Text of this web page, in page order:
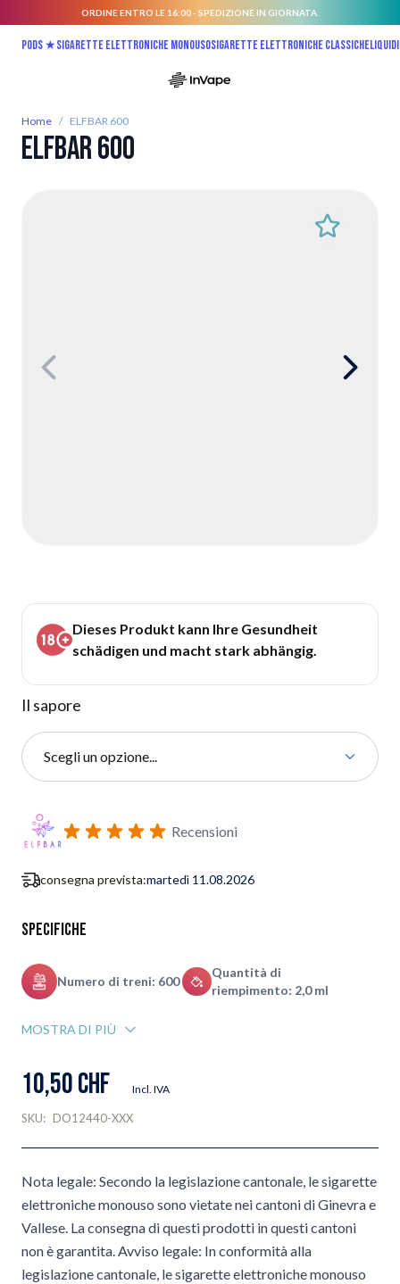
ORDINE ENTRO LE 16:00 - SPEDIZIONE IN GIORNATA.
Pods ★Sigarette elettroniche monousoSigarette elettroniche classiche
Home / ELFBAR 600
ELFBAR 600
Dieses Produkt kann Ihre Gesundheit
schädigen und macht stark abhängig.
Il sapore
Scegli un opzione...
Iscriviti al modulo di notifica ritorno in stock
Recensioni
consegna prevista:martedì 11.08.2026
Specifiche
Numero di treni: 600
Quantità di
riempimento: 2,0 ml
MOSTRA DI PIÙ
10,50 CHF Incl. IVA
SKU: DO12440-XXX
Nota legale: Secondo la legislazione cantonale, le sigarette
elettroniche monouso sono vietate nei cantoni di Ginevra e
Vallese. La consegna di questi prodotti in questi cantoni
non è garantita. Avviso legale: In conformità alla
legislazione cantonale, le sigarette elettroniche monouso